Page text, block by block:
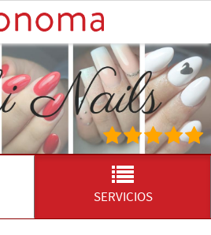
SERVICIOS